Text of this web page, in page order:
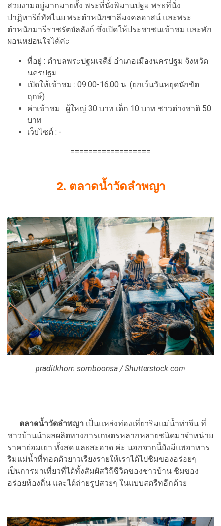
สวยงามอยู่มากมายทั้ง พระที่นั่งพิมานปฐม พระที่นั่ง
ปาฏิหาริย์ทัศไนย พระตำหนักชาลีมงคลอาสน์ และพระ
ตำหนักมารีราชรัตบัลลังก์ ซึ่งเปิดให้ประชาชนเข้าชม และพัก
ผอนหย่อนใจได้ค่ะ
ที่อยู่ : ตำบลพระปฐมเจดีย์ อำเภอเมืองนครปฐม จังหวัด
นครปฐม
เปิดให้เข้าชม : 09.00-16.00 น. (ยกเว้นวันหยุดนักขัต
ฤกษ์)
ค่าเข้าชม : ผู้ใหญ่ 30 บาท เด็ก 10 บาท ชาวต่างชาติ 50
บาท
เว็บไซต์ : -
==================
2. ตลาดน้ำวัดลำพญา
praditkhorn somboonsa / Shutterstock.com
ตลาดน้ำวัดลำพญา เป็นแหล่งท่องเที่ยวริมแม่น้ำท่าจีน ที่
ชาวบ้านนำผลผลิตทางการเกษตรหลากหลายชนิดมาจำหน่าย
ราคาย่อมเยา ทั้งสด และสะอาด ค่ะ นอกจากนี้ยังมีแพอาหาร
ริมแม่น้ำที่ทอดตัวยาวเรียงรายให้เราได้ไปชิมของอร่อยๆ
เป็นการมาเที่ยวที่ได้ทั้งสัมผัสวิถีชีวิตของชาวบ้าน ชิมของ
อร่อยท้องถิ่น และได้ถ่ายรูปสวยๆ ในแบบสตรีทอีกด้วย